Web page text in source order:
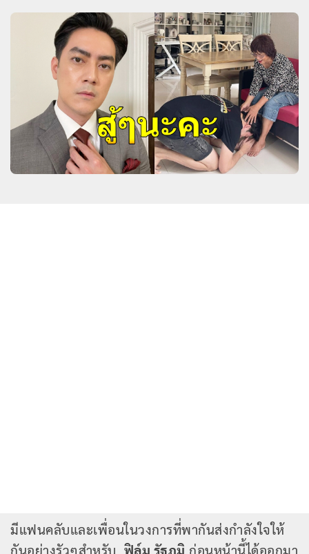
มีแฟนคลับและเพื่อนในวงการที่พากันส่งกำลังใจให้
กันอย่างรัวๆสำหรับ ฟิล์ม รัฐภูมิ ก่อนหน้านี้ได้ออกมา